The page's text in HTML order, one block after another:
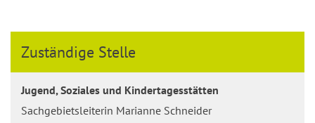
Zuständige Stelle
Jugend, Soziales und Kindertagesstätten
Sachgebietsleiterin Marianne Schneider